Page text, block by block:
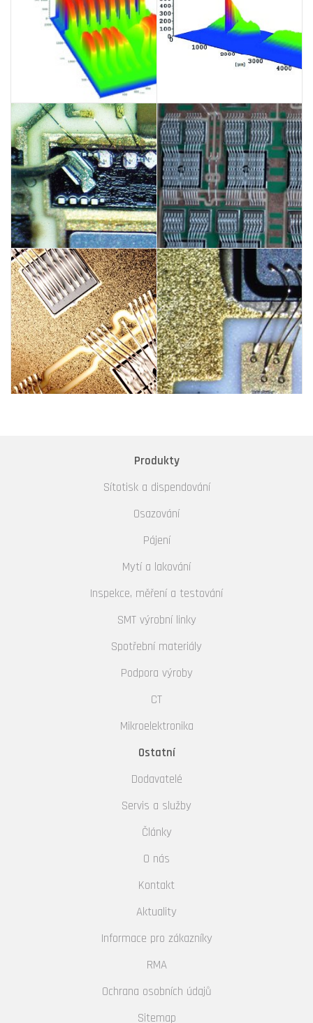
Produkty
Sítotisk a dispendování
Osazování
Pájení
Mytí a lakování
Inspekce, měření a testování
SMT výrobní linky
Spotřební materiály
Podpora výroby
CT
Mikroelektronika
Ostatní
Dodavatelé
Servis a služby
Články
O nás
Kontakt
Aktuality
Informace pro zákazníky
RMA
Ochrana osobních údajů
Sitemap